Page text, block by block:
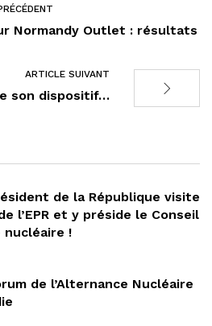
Normandy Outlet : résultats
ARTICLE SUIVANT
son dispositif…
de la République visite
l’EPR et y préside le Conseil
!
de l’Alternance Nucléaire